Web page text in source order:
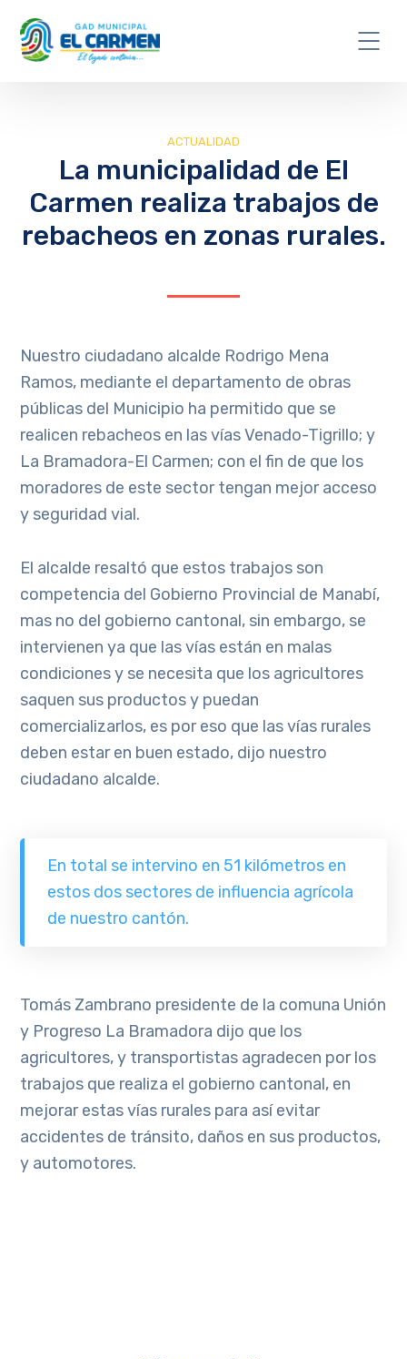
ACTUALIDAD
La municipalidad de El
Carmen realiza trabajos de
rebacheos en zonas rurales.
Nuestro ciudadano alcalde Rodrigo Mena
Ramos, mediante el departamento de obras
públicas del Municipio ha permitido que se
realicen rebacheos en las vías Venado-Tigrillo; y
La Bramadora-El Carmen; con el fin de que los
moradores de este sector tengan mejor acceso
y seguridad vial.
El alcalde resaltó que estos trabajos son
competencia del Gobierno Provincial de Manabí,
mas no del gobierno cantonal, sin embargo, se
intervienen ya que las vías están en malas
condiciones y se necesita que los agricultores
saquen sus productos y puedan
comercializarlos, es por eso que las vías rurales
deben estar en buen estado, dijo nuestro
ciudadano alcalde.
En total se intervino en 51 kilómetros en
estos dos sectores de influencia agrícola
de nuestro cantón.
Tomás Zambrano presidente de la comuna Unión
y Progreso La Bramadora dijo que los
agricultores, y transportistas agradecen por los
trabajos que realiza el gobierno cantonal, en
mejorar estas vías rurales para así evitar
accidentes de tránsito, daños en sus productos,
y automotores.